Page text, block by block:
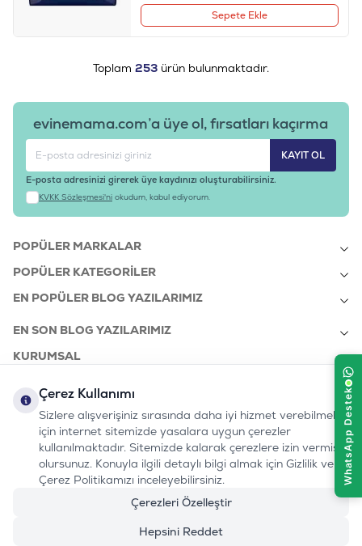
Sepete Ekle
Toplam 253 ürün bulunmaktadır.
evinemama.com’a üye ol, fırsatları kaçırma
KAYIT OL
E-posta adresinizi girerek üye kaydınızı oluşturabilirsiniz.
KVKK Sözleşmesi'ni okudum, kabul ediyorum.
POPÜLER MARKALAR
POPÜLER KATEGORILER
EN POPÜLER BLOG YAZILARIMIZ
EN SON BLOG YAZILARIMIZ
KURUMSAL
bizi takip edin:
Instagram
Youtube
TiktokFacebook
Linkedin
www.evinemama.com
pati@evinemama.com
0232 7000 212
%100 MUTLU
MÜŞTERI HATTI
(haftaiçi 09.00-17.00)
Çerez Kullanımı
Sizlere alışverişiniz sırasında daha iyi hizmet verebilmek
için internet sitemizde yasalara uygun çerezler
kullanılmaktadır. Sitemizde kalarak çerezlere izin vermiş
olursunuz. Konuyla ilgili detaylı bilgi almak için Gizlilik ve
Çerez Politikamızı inceleyebilirsiniz.
Çerezleri Özelleştir
Hepsini Reddet